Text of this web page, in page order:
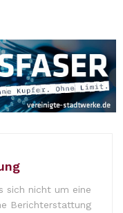
sich nicht um eine
Berichterstattung